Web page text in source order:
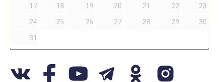
17
18 19 20 21 22
23
24
25 26 27 28 29
30
31